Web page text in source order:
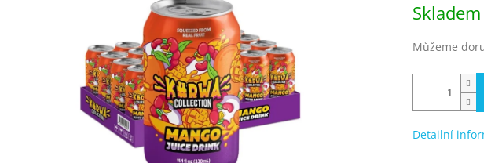
cena:
Skladem
Můžeme
Detailní